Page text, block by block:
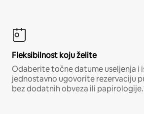
Fleksibilnost koju želite
Odaberite točne datume useljenja i
jednostavno ugovorite rezervaciju
bez dodatnih obveza ili